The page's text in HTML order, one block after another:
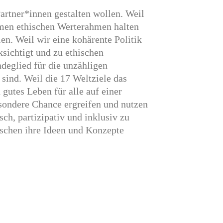
gestalten wollen. Weil
ethischen Werte­rahmen halten
Weil wir eine kohärente Politik
und zu ethischen
für die unzäh­ligen
Weil die 17 Weltziele das
Leben für alle auf einer
Chance ergreifen und nutzen
parti­zi­pativ und inklusiv zu
ihre Ideen und Konzepte